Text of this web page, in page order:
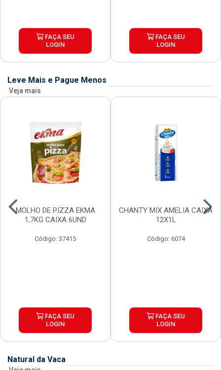
FAÇA SEU
LOGIN
FAÇA SEU
LOGIN
Leve Mais e Pague Menos
Veja mais
MOLHO DE PIZZA EKMA
1,7KG CAIXA 6UND
Código: 37415
FAÇA SEU
LOGIN
CHANTY MIX AMELIA CAIXA
12X1L
Código: 6074
FAÇA SEU
LOGIN
Natural da Vaca